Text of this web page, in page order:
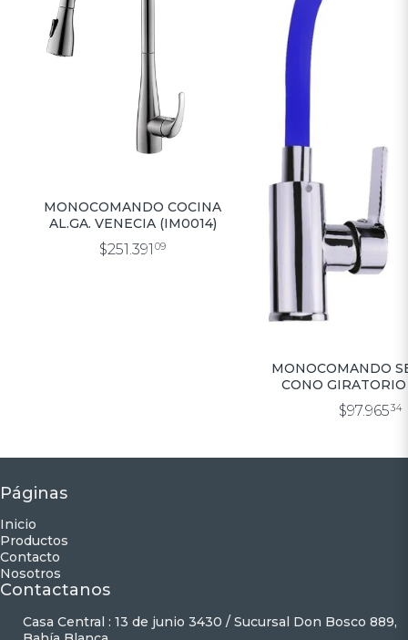
MONOCOMANDO COCINA
AL.GA. VENECIA (IM0014)
$251.391 09
MONOCOMANDO
CONO
FLEX COCINA
$97.96534
Páginas
Inicio
Productos
Contacto
Nosotros
Contactanos
Casa Central : 13 de junio 3430 / Sucursal Don Bosco 889,